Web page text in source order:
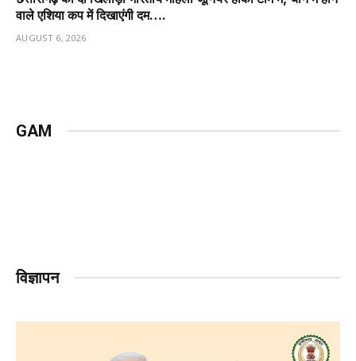
वाले एशिया कप में दिखाएंगी दम….
AUGUST 6, 2026
GAM
विज्ञापन